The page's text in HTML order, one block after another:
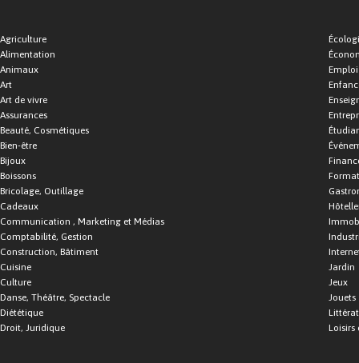
Agriculture
Alimentation
Animaux
Art
Art de vivre
Assurances
Beauté, Cosmétiques
Bien-être
Bijoux
Boissons
Bricolage, Outillage
Cadeaux
Communication , Marketing et Médias
Comptabilité, Gestion
Construction, Bâtiment
Cuisine
Culture
Danse, Théâtre, Spectacle
Diététique
Droit, Juridique
Emploi
Jardin
Jeux
Jouets
Loisirs